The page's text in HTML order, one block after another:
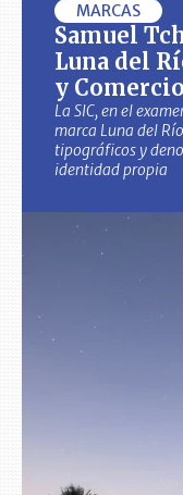
MARCAS
Samuel
Luna del
y Comercio
La SIC, en el
marca Luna del
tipográficos y
identidad propia